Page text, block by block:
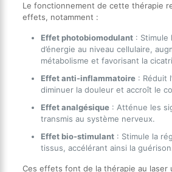
Le fonctionnement de cette thérapie
effets, notamment :
Effet photobiomodulant: Stimule
d’énergie au niveau cellulaire,
métabolisme et favorisant la
Effet anti-inflammatoire: Réduit
diminuer la douleur et accroît le
Effet analgésique: Atténue les
transmis au système nerveux.
Effet bio-stimulant: Stimule la
tissus, accélérant ainsi la
Ces effets font de la thérapie au laser